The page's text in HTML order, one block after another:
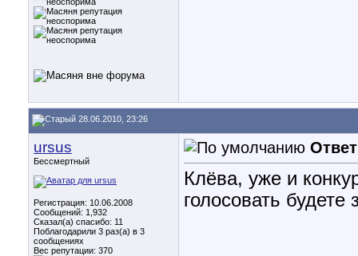
28.06.2010, 23:26
ursus
Бессмертный
Регистрация: 10.06.2008
Сообщений: 1,932
Сказал(а) спасибо: 11
Поблагодарили 3 раз(а) в 3
сообщениях
Вес репутации: 370
Клёва, уже и
голосовать будете